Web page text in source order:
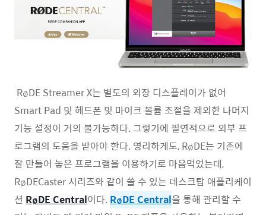
RøDE Streamer X는 별도의 외장 디스플레이가 없어
Smart Pad 및 헤드폰 및 마이크 볼륨 조절을 제외한 나머지
기능 설정이 거의 불가능하다. 그렇기에 필연적으로 외부 프
로그램의 도움을 받아야 한다. 영리하게도, RøDE는 기존에
잘 만들어 놓은 프로그램을 이용하기로 마음먹었는데,
RøDECaster 시리즈와 같이 쓸 수 있는 데스크탑 애플리케이
션 RøDE Central이다. RøDE Central을 통해 관리할 수